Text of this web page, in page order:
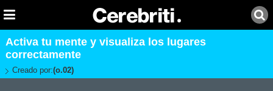
Activa tu mente y visualiza los lugares
correctamente
Creado por:(o.02)